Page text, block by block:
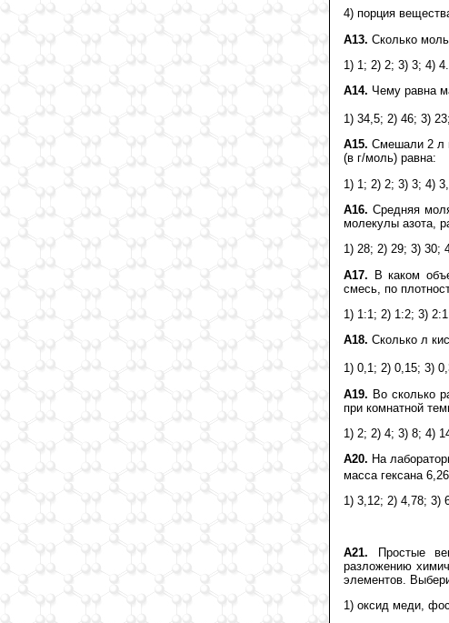
4) порция
А13. Сколько
1) 1; 2) 2; 3) 3; 4) 4.
А14. Чему равна
1) 34,5; 2) 46; 3)
А15. Смешали 2 л
(в г/моль) равна:
1) 1; 2) 2; 3) 3; 4)
А16. Средняя
молекулы азота,
1) 28; 2) 29; 3) 30;
А17. В каком
смесь, по
1) 1:1; 2) 1:2; 3)
А18. Сколько л
1) 0,1; 2) 0,15; 3)
А19. Во сколько
при комнатной
1) 2; 2) 4; 3) 8; 4)
А20. На
масса гексана
1) 3,12; 2) 4,78; 3)
А21. Простые
разложению
элементов.
1) оксид меди,